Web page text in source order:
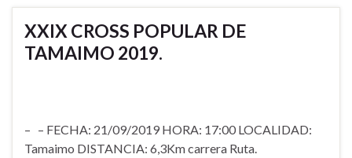
XXIX CROSS POPULAR DE
TAMAIMO 2019.
– – FECHA: 21/09/2019 HORA: 17:00 LOCALIDAD:
Tamaimo DISTANCIA: 6,3Km carrera Ruta.